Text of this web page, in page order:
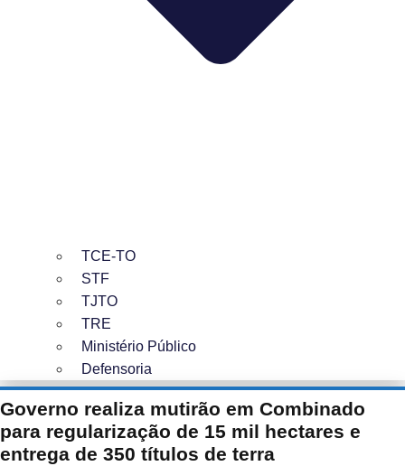
TCE-TO
STF
TJTO
TRE
Ministério Público
Defensoria
Governo realiza mutirão em Combinado
para regularização de 15 mil hectares e
entrega de 350 títulos de terra